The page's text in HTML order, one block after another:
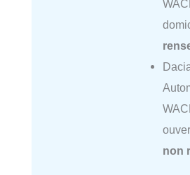
non